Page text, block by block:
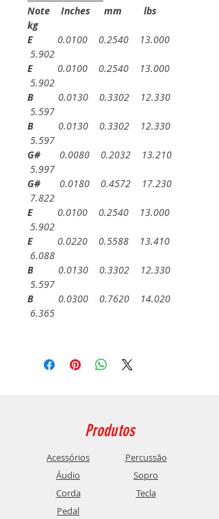
Note Inches mm lbs
kg
E 0.0100 0.2540 13.000
5.902
E 0.0100 0.2540 13.000
5.902
B 0.0130 0.3302 12.330
5.597
B 0.0130 0.3302 12.330
5.597
G# 0.0080 0.2032 13.210
5.997
G# 0.0180 0.4572 17.230
7.822
E 0.0100 0.2540 13.000
5.902
E 0.0220 0.5588 13.410
6.088
B 0.0130 0.3302 12.330
5.597
B 0.0300 0.7620 14.020
6.365
Produtos
Acessórios
Áudio
Corda
Pedal
Percussão
Sopro
Tecla